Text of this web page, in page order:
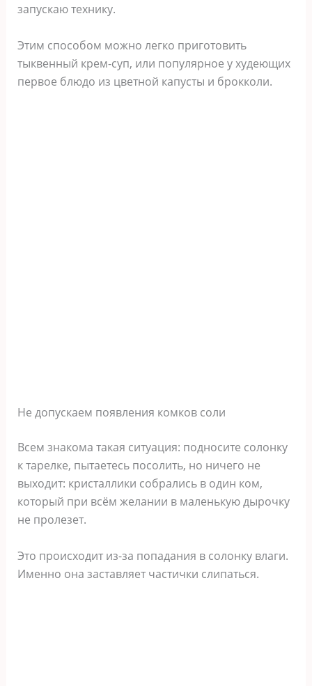
запускаю технику.
Этим способом можно легко приготовить
тыквенный крем-суп, или популярное у худеющих
первое блюдо из цветной капусты и брокколи.
Не допускаем появления комков соли
Всем знакома такая ситуация: подносите солонку
к тарелке, пытаетесь посолить, но ничего не
выходит: кристаллики собрались в один ком,
который при всём желании в маленькую дырочку
не пролезет.
Это происходит из-за попадания в солонку влаги.
Именно она заставляет частички слипаться.